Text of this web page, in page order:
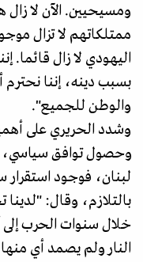
ومسيحيين. الآن لا زال
ممتلكاتهم لا تزال
اليهودي لا زال قائما.
بسبب دينه، إننا نحترم
والوطن للجميع".
وشدد الحريري على
وحصول توافق سياسي،
لبنان، فوجود
بالتلازم، وقال:
النار ولم يصمد أي منها